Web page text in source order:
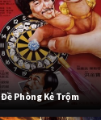
Đề Phòng Kẻ Trộm